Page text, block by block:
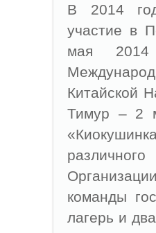
В 2014
участие в
мая
Китайской
Тимур – 2
команды
лагерь и